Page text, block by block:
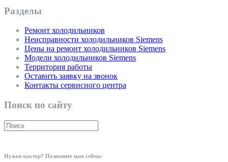
Разделы
Ремонт холодильников
Неисправности холодильников Siemens
Цены на ремонт холодильников Siemens
Модели холодильников Siemens
Территория работы
Оставить заявку на звонок
Контакты сервисного центра
Поиск по сайту
Нужен мастер? Позвоните нам сейчас